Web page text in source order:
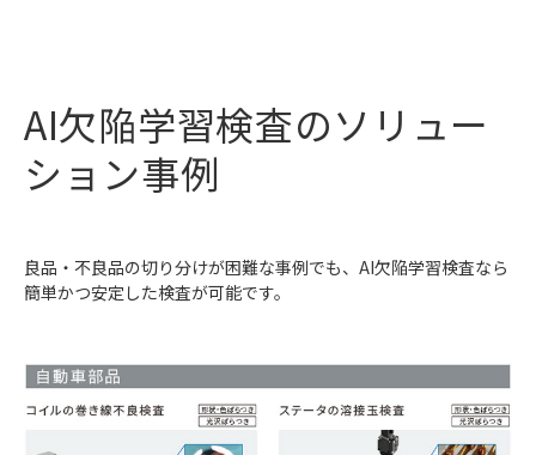
AI欠陥学習検査のソリュー
ション事例
良品・不良品の切り分けが困難な事例でも、AI欠陥学習検査なら
簡単かつ安定した検査が可能です。